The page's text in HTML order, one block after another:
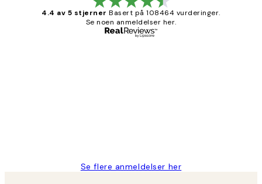
4.4 av 5 stjerner Basert på 108464 vurderinger.
Se noen anmeldelser her.
Se flere anmeldelser her